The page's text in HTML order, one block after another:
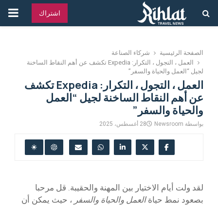
اشتراك
الصفحة الرئيسية
شركاء الصناعة
العمل ، التجول ، التكرار: Expedia تكشف عن أهم النقاط الساخنة
لجيل “العمل والحياة والسفر”
العمل ، التجول ، التكرار: Expedia تكشف
عن أهم النقاط الساخنة لجيل “العمل
والحياة والسفر”
بواسطة Newsroom 28 أغسطس، 2025
لقد ولت أيام الاختيار بين المهنة والحقيبة. قل مرحبا
بصعود نمط حياةالعمل والحياة والسفر ، حيث يمكن أن